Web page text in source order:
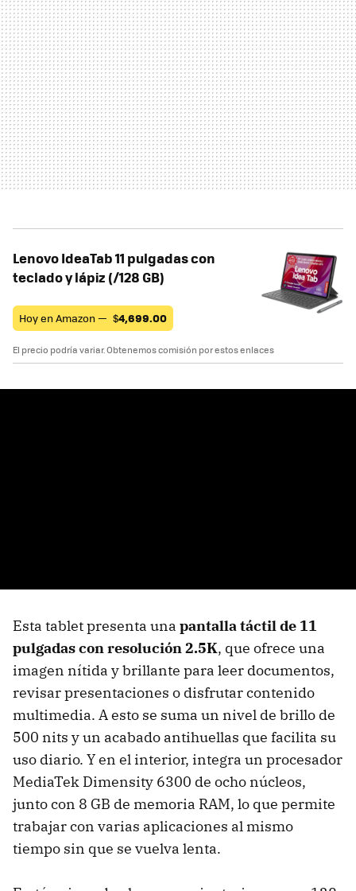
Lenovo IdeaTab 11 pulgadas con
teclado y lápiz (/128 GB)
Hoy en Amazon — $4,699.00
El precio podría variar. Obtenemos comisión por estos enlaces
Esta tablet presenta una pantalla táctil de 11
pulgadas con resolución 2.5K, que ofrece una
imagen nítida y brillante para leer documentos,
revisar presentaciones o disfrutar contenido
multimedia. A esto se suma un nivel de brillo de
500 nits y un acabado antihuellas que facilita su
uso diario. Y en el interior, integra un procesador
MediaTek Dimensity 6300 de ocho núcleos,
junto con 8 GB de memoria RAM, lo que permite
trabajar con varias aplicaciones al mismo
tiempo sin que se vuelva lenta.